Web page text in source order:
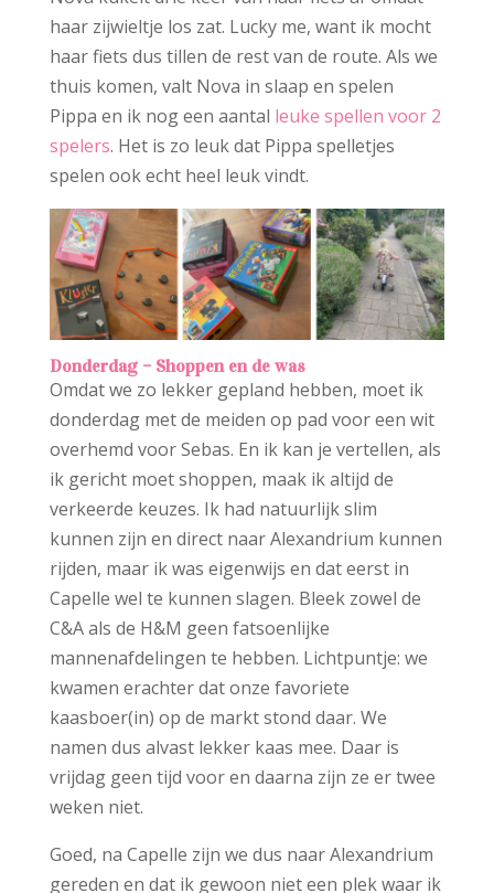
haar zijwieltje los zat. Lucky me, want ik mocht
haar fiets dus tillen de rest van de route. Als we
thuis komen, valt Nova in slaap en spelen
Pippa en ik nog een aantal leuke spellen voor 2
spelers. Het is zo leuk dat Pippa spelletjes
spelen ook echt heel leuk vindt.
Donderdag – Shoppen en de was
Omdat we zo lekker gepland hebben, moet ik
donderdag met de meiden op pad voor een wit
overhemd voor Sebas. En ik kan je vertellen, als
ik gericht moet shoppen, maak ik altijd de
verkeerde keuzes. Ik had natuurlijk slim
kunnen zijn en direct naar Alexandrium kunnen
rijden, maar ik was eigenwijs en dat eerst in
Capelle wel te kunnen slagen. Bleek zowel de
C&A als de H&M geen fatsoenlijke
mannenafdelingen te hebben. Lichtpuntje: we
kwamen erachter dat onze favoriete
kaasboer(in) op de markt stond daar. We
namen dus alvast lekker kaas mee. Daar is
vrijdag geen tijd voor en daarna zijn ze er twee
weken niet.
Goed, na Capelle zijn we dus naar Alexandrium
gereden en dat ik gewoon niet een plek waar ik